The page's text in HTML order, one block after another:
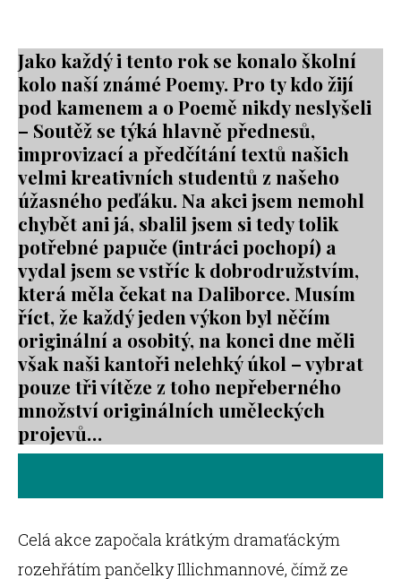
Jako každý i tento rok se konalo školní
kolo naší známé Poemy. Pro ty kdo žijí
pod kamenem a o Poemě nikdy neslyšeli
– Soutěž se týká hlavně přednesů,
improvizací a předčítání textů našich
velmi kreativních studentů z našeho
úžasného peďáku. Na akci jsem nemohl
chybět ani já, sbalil jsem si tedy tolik
potřebné papuče (intráci pochopí) a
vydal jsem se vstříc k dobrodružstvím,
která měla čekat na Daliborce. Musím
říct, že každý jeden výkon byl něčím
originální a osobitý, na konci dne měli
však naši kantoři nelehký úkol – vybrat
pouze tři vítěze z toho nepřeberného
množství originálních uměleckých
projevů…
Celá akce započala krátkým dramaťáckým
rozehřátím pančelky Illichmannové, čímž ze